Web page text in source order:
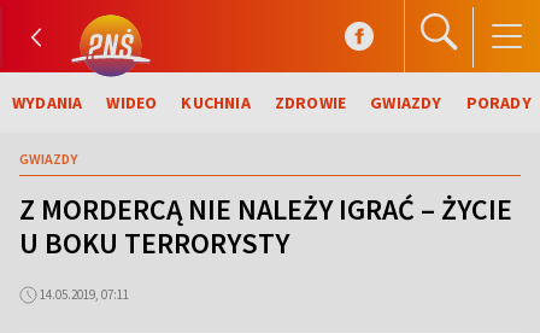
WYDANIA WIDEO KUCHNIA ZDROWIE GWIAZDY PORADY
GWIAZDY
Z MORDERCĄ NIE NALEŻY IGRAĆ – ŻYCIE
U BOKU TERRORYSTY
14.05.2019, 07:11